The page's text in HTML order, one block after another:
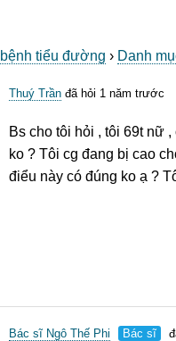
tiểu đường › Danh
Thuý Trần đã hỏi 1 năm trước
Bs cho tôi hỏi , tôi 69t nữ
ko ? Tôi cg đang bị cao
điểu này có đúng ko ạ ?
Bác sĩ Ngô Thế Phi Bác sĩ